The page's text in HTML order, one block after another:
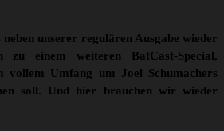
unserer regulären Ausgabe wieder
zu einem weiteren BatCast-Special,
vollem Umfang um Joel Schumachers
soll. Und hier brauchen wir wieder